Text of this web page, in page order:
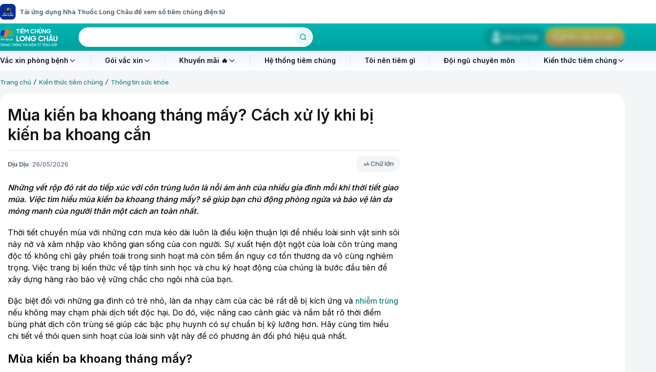
Tải ứng dụng Nhà Thuốc Long Châu để xem sổ tiêm chủng điện tử
Đăng nhập Yêu cầu tư vấn
Vắc xin phòng bệnh Gói vắc xin Khuyến mãi 🔥 Hệ thống tiêm chủng Tôi nên tiêm gì Đội ngũ chuyên môn Kiến thức tiêm chủng
Trang chủ Kiến thức tiêm chủng Thông tin sức khỏe
Mùa kiến ba khoang tháng mấy? Cách xử lý khi bị
kiến ba khoang cắn
Dịu Dịu 26/05/2026 Chữ lớn
Những vết rộp đỏ rát do tiếp xúc với côn trùng luôn là nỗi ám ảnh của nhiều gia đình mỗi khi thời tiết giao
mùa. Việc tìm hiểu mùa kiến ba khoang tháng mấy? sẽ giúp bạn chủ động phòng ngừa và bảo vệ làn da
mỏng manh của người thân một cách an toàn nhất.
Thời tiết chuyển mùa với những cơn mưa kéo dài luôn là điều kiện thuận lợi để nhiều loài sinh vật sinh sôi
nảy nở và xâm nhập vào không gian sống của con người. Sự xuất hiện đột ngột của loài côn trùng mang
độc tố không chỉ gây phiền toái trong sinh hoạt mà còn tiềm ẩn nguy cơ tổn thương da vô cùng nghiêm
trọng. Việc trang bị kiến thức về tập tính sinh học và chu kỳ hoạt động của chúng là bước đầu tiên để
xây dựng hàng rào bảo vệ vững chắc cho ngôi nhà của bạn.
Đặc biệt đối với những gia đình có trẻ nhỏ, làn da nhạy cảm của các bé rất dễ bị kích ứng và nhiễm trùng
nếu không may chạm phải dịch tiết độc hại. Do đó, việc nâng cao cảnh giác và nắm bắt rõ thời điểm
bùng phát dịch côn trùng sẽ giúp các bậc phụ huynh có sự chuẩn bị kỹ lưỡng hơn. Hãy cùng tìm hiểu
chi tiết về thói quen sinh hoạt của loài sinh vật này để có phương án đối phó hiệu quả nhất.
Mùa kiến ba khoang tháng mấy?